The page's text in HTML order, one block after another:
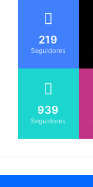
219
Seguidores
939
Seguidores